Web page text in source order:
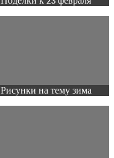
Рисунки на тему зима